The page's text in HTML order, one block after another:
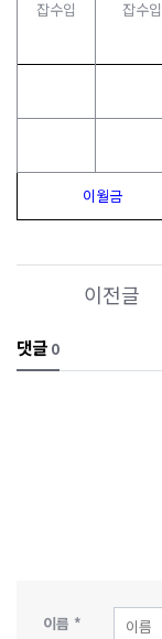
잡수입 잡수입
이월금
이전글
댓글 0
이름 *